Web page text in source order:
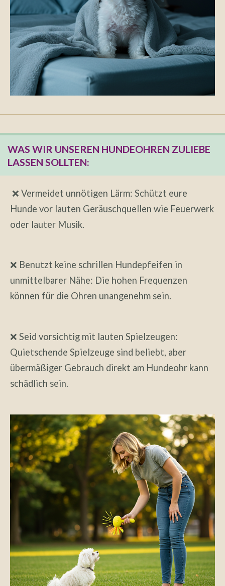
WAS WIR UNSEREN HUNDEOHREN ZULIEBE
LASSEN SOLLTEN:
❌ Vermeidet unnötigen Lärm: Schützt eure
Hunde vor lauten Geräuschquellen wie Feuerwerk
oder lauter Musik.
❌ Benutzt keine schrillen Hundepfeifen in
unmittelbarer Nähe: Die hohen Frequenzen
können für die Ohren unangenehm sein.
❌ Seid vorsichtig mit lauten Spielzeugen:
Quietschende Spielzeuge sind beliebt, aber
übermäßiger Gebrauch direkt am Hundeohr kann
schädlich sein.